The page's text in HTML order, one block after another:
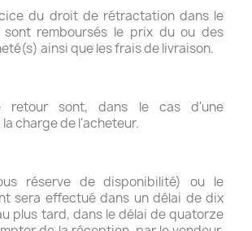
du droit de rétractation dans le
sont remboursés le prix du ou des
ainsi que les frais de livraison.
retour sont, dans le cas d'une
charge de l'acheteur.
réserve de disponibilité) ou le
sera effectué dans un délai de dix
plus tard, dans le délai de quatorze